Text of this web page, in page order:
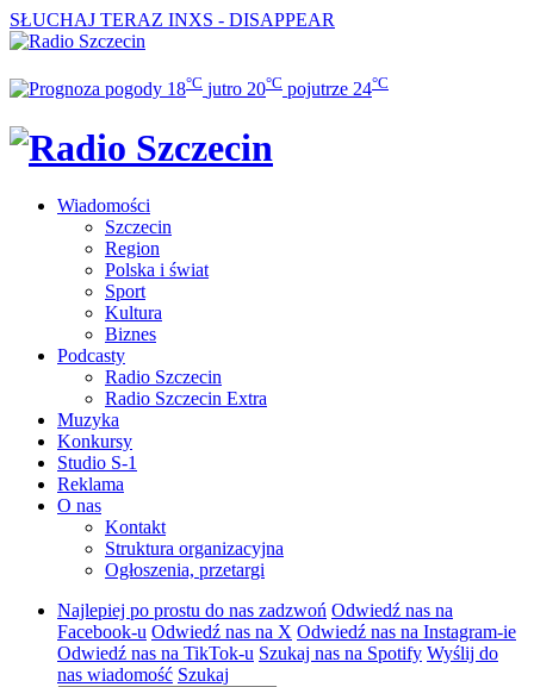
SŁUCHAJ TERAZ INXS - DISAPPEAR
18°C jutro 20°C pojutrze 24°C
Wiadomości
Szczecin
Region
Polska i świat
Sport
Kultura
Biznes
Podcasty
Radio Szczecin
Radio Szczecin Extra
Muzyka
Konkursy
Studio S-1
Reklama
O nas
Kontakt
Struktura organizacyjna
Ogłoszenia, przetargi
Najlepiej po prostu do nas zadzwoń Odwiedź nas na
Facebook-u Odwiedź nas na X Odwiedź nas na Instagram-ie
Odwiedź nas na TikTok-u Szukaj nas na Spotify Wyślij do
nas wiadomość Szukaj